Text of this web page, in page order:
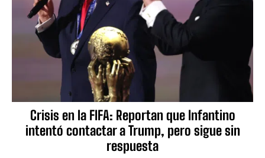
Crisis en la FIFA: Reportan que Infantino
intentó contactar a Trump, pero sigue sin
respuesta